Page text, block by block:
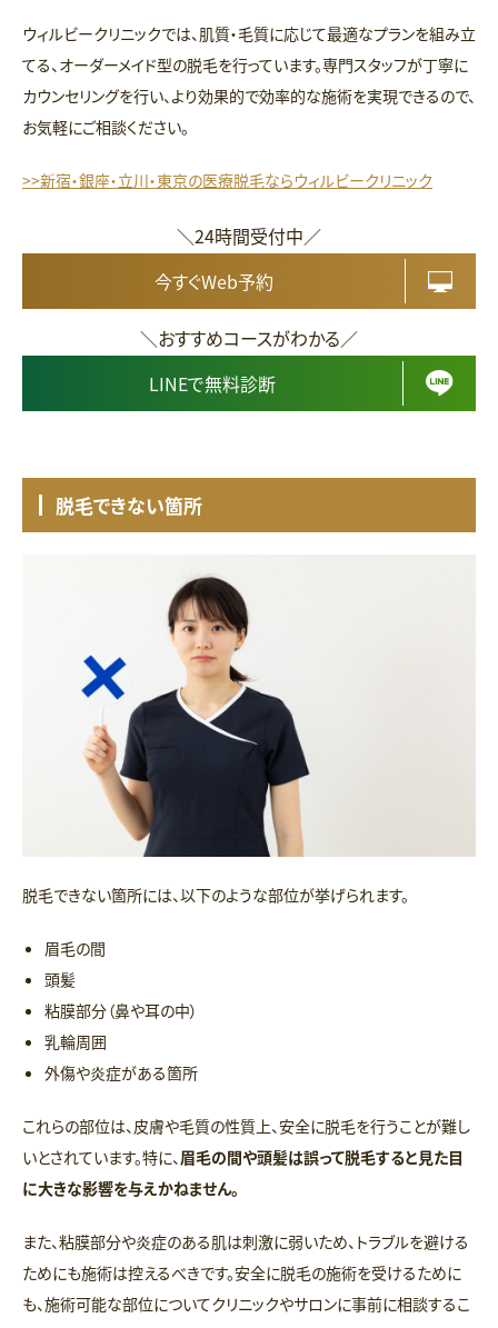
ウィルビークリニックでは、肌質・毛質に応じて最適なプランを組み立
てる、オーダーメイド型の脱毛を行っています。専門スタッフが丁寧に
カウンセリングを行い、より効果的で効率的な施術を実現できるので、
お気軽にご相談ください。
>>新宿・銀座・立川・東京の医療脱毛ならウィルビークリニック
＼24時間受付中／
今すぐWeb予約
＼おすすめコースがわかる／
LINEで無料診断
脱毛できない箇所
脱毛できない箇所には、以下のような部位が挙げられます。
眉毛の間
頭髪
粘膜部分（鼻や耳の中）
乳輪周囲
外傷や炎症がある箇所
これらの部位は、皮膚や毛質の性質上、安全に脱毛を行うことが難し
いとされています。特に、眉毛の間や頭髪は誤って脱毛すると見た目
に大きな影響を与えかねません。
また、粘膜部分や炎症のある肌は刺激に弱いため、トラブルを避ける
ためにも施術は控えるべきです。安全に脱毛の施術を受けるために
も、施術可能な部位についてクリニックやサロンに事前に相談するこ